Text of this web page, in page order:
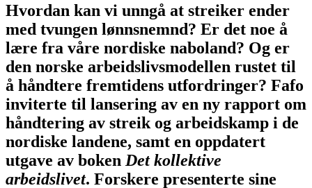
Hvordan kan vi unngå at streiker ender
med tvungen lønnsnemnd? Er det noe å
lære fra våre nordiske naboland? Og er
den norske arbeidslivsmodellen rustet til
å håndtere fremtidens utfordringer? Fafo
inviterte til lansering av en ny rapport om
håndtering av streik og arbeidskamp i de
nordiske landene, samt en oppdatert
utgave av boken Det kollektive
arbeidslivet. Forskere presenterte sine